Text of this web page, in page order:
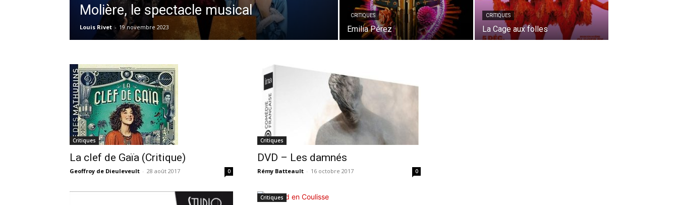
Molière, le spectacle musical
Louis Rivet - 19 novembre 2023
CRITIQUES
Emilia Pérez
CRITIQUES
La Cage aux folles
Critiques
La clef de Gaïa (Critique)
Geoffroy de Dieuleveult - 28 août 2017 0
Critiques
DVD – Les damnés
Rémy Batteault - 16 octobre 2017 0
Critiques